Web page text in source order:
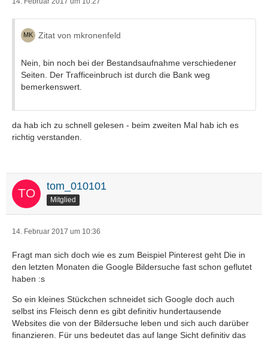
Zitat von mkronenfeld
Nein, bin noch bei der Bestandsaufnahme verschiedener
Seiten. Der Trafficeinbruch ist durch die Bank weg
bemerkenswert.
da hab ich zu schnell gelesen - beim zweiten Mal hab ich es
richtig verstanden.
tom_010101
Mitglied
14. Februar 2017 um 10:36
Fragt man sich doch wie es zum Beispiel Pinterest geht Die in
den letzten Monaten die Google Bildersuche fast schon geflutet
haben :s
So ein kleines Stückchen schneidet sich Google doch auch
selbst ins Fleisch denn es gibt definitiv hundertausende
Websites die von der Bildersuche leben und sich auch darüber
finanzieren. Für uns bedeutet das auf lange Sicht definitiv das